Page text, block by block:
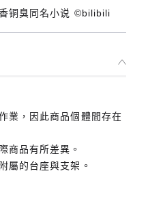
铜臭同名小说 ©bilibili
業，因此商品個體間存在
商品有所差異。
屬的台座與支架。